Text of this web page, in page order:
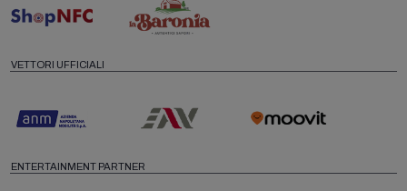
VETTORI UFFICIALI
ENTERTAINMENT PARTNER